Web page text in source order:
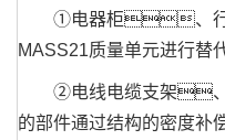
①电器柜、行走
MASS21质量单元进行
②电线电缆支架、
的部件通过结构的密度补